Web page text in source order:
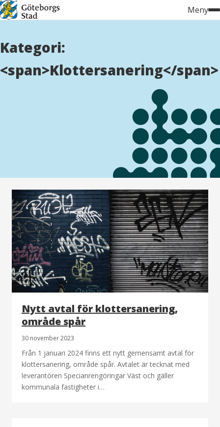
Hoppa
till
Meny
Kategori:
<span>Klottersanering</span>
Nytt avtal för klottersanering,
område spår
30 november 2023
Från 1 januari 2024 finns ett nytt gemensamt avtal för
klottersanering, område spår. Avtalet är tecknat med
leverantören Specianrengöringar Väst och gäller
kommunala fastigheter i…